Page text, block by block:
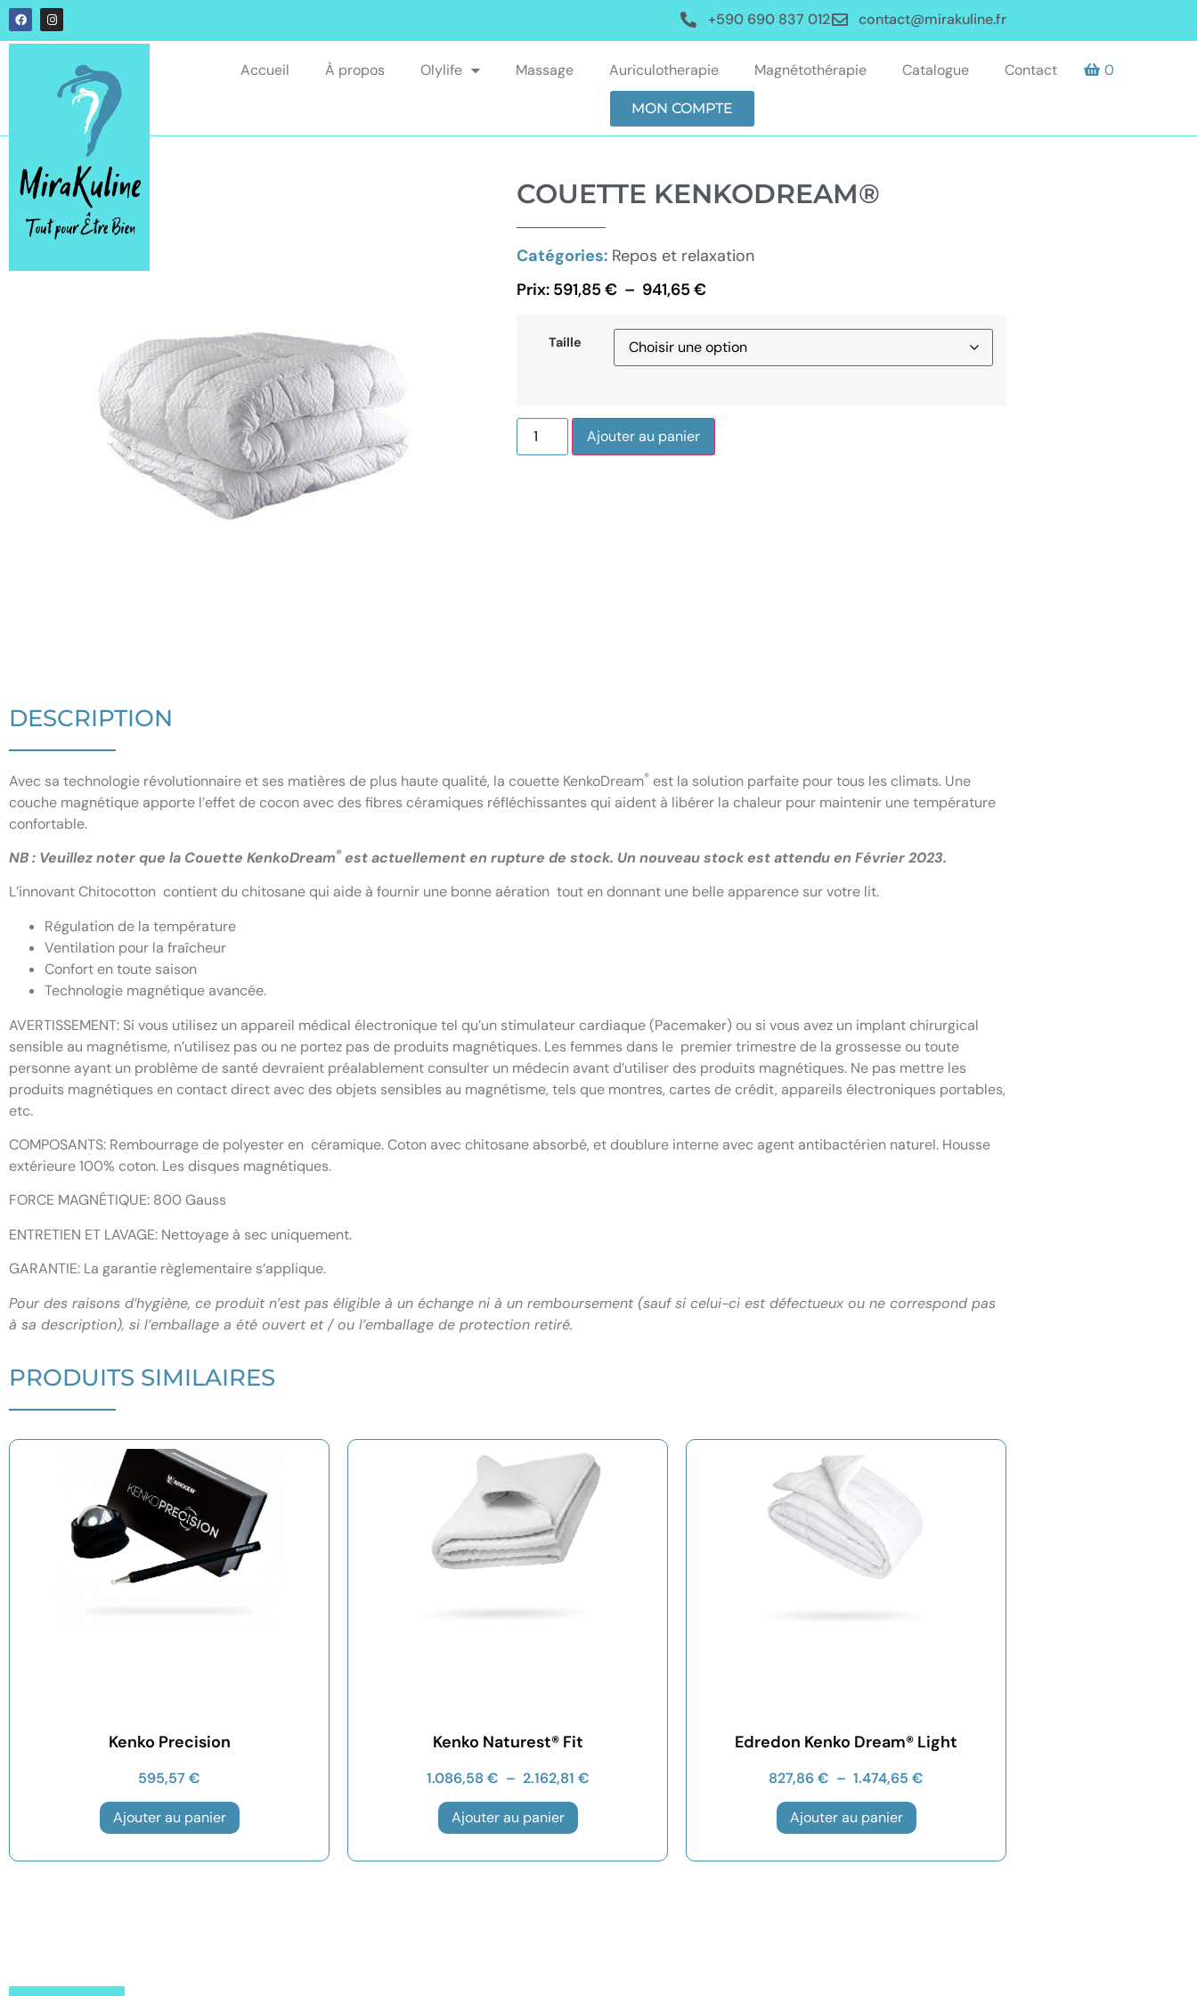
+590 690 837 012 contact@mirakuline.fr
Accueil À propos Olylife Massage Auriculotherapie Magnétothérapie Catalogue Contact 0
MON COMPTE
COUETTE KENKODREAM®
Catégories: Repos et relaxation
Prix: 591,85€ – 941,65€
Taille
Ajouter au panier
DESCRIPTION
Avec sa technologie révolutionnaire et ses matières de plus haute qualité, la couette KenkoDream® est la solution parfaite pour tous les climats. Une
couche magnétique apporte l’effet de cocon avec des fibres céramiques réfléchissantes qui aident à libérer la chaleur pour maintenir une température
confortable.
NB : Veuillez noter que la Couette KenkoDream® est actuellement en rupture de stock. Un nouveau stock est attendu en Février 2023.
L’innovant Chitocotton contient du chitosane qui aide à fournir une bonne aération tout en donnant une belle apparence sur votre lit.
Régulation de la température
Ventilation pour la fraîcheur
Confort en toute saison
Technologie magnétique avancée.
AVERTISSEMENT: Si vous utilisez un appareil médical électronique tel qu’un stimulateur cardiaque (Pacemaker) ou si vous avez un implant chirurgical
sensible au magnétisme, n’utilisez pas ou ne portez pas de produits magnétiques. Les femmes dans le premier trimestre de la grossesse ou toute
personne ayant un problème de santé devraient préalablement consulter un médecin avant d’utiliser des produits magnétiques. Ne pas mettre les
produits magnétiques en contact direct avec des objets sensibles au magnétisme, tels que montres, cartes de crédit, appareils électroniques portables,
etc.
COMPOSANTS: Rembourrage de polyester en céramique. Coton avec chitosane absorbé, et doublure interne avec agent antibactérien naturel. Housse
extérieure 100% coton. Les disques magnétiques.
FORCE MAGNÉTIQUE: 800 Gauss
ENTRETIEN ET LAVAGE: Nettoyage à sec uniquement.
GARANTIE: La garantie règlementaire s’applique.
Pour des raisons d’hygiène, ce produit n’est pas éligible à un échange ni à un remboursement (sauf si celui-ci est défectueux ou ne correspond pas
à sa description), si l’emballage a été ouvert et / ou l’emballage de protection retiré.
PRODUITS SIMILAIRES
Kenko Precision
595,57 €
Ajouter au panier
Kenko Naturest® Fit
1.086,58 € – 2.162,81 €
Ajouter au panier
Edredon Kenko Dream® Light
827,86€ – 1.474,65 €
Ajouter au panier